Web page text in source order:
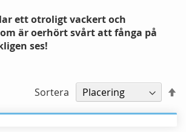
ett otroligt vackert och
är oerhört svårt att fånga på
ses!
Sortera